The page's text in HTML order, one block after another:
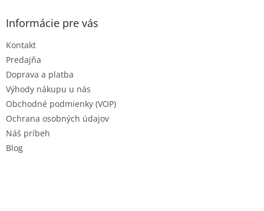
Informácie pre vás
Kontakt
Predajňa
Doprava a platba
Výhody nákupu u nás
Obchodné podmienky (VOP)
Ochrana osobných údajov
Náš príbeh
Blog